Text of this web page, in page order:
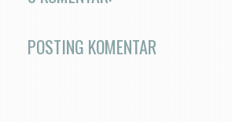
POSTING KOMENTAR